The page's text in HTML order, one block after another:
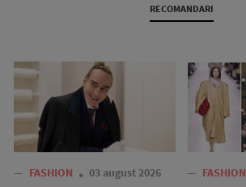
RECOMANDARI
— FASHION 03 august 2026 — FASHION